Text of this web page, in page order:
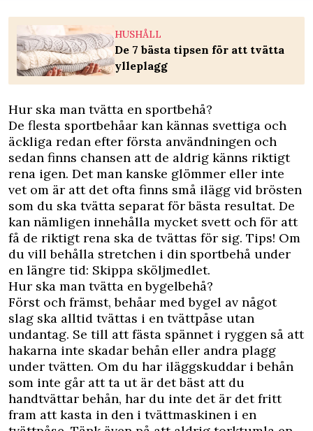
HUSHÅLL
De 7 bästa tipsen för att tvätta
ylleplagg
Hur ska man tvätta en sportbehå?
De flesta sportbehåar kan kännas svettiga och
äckliga redan efter första användningen och
sedan finns chansen att de aldrig känns riktigt
rena igen. Det man kanske glömmer eller inte
vet om är att det ofta finns små ilägg vid brösten
som du ska tvätta separat för bästa resultat. De
kan nämligen innehålla mycket svett och för att
få de riktigt rena ska de tvättas för sig. Tips! Om
du vill behålla stretchen i din sportbehå under
en längre tid: Skippa sköljmedlet.
Hur ska man tvätta en bygelbehå?
Först och främst, behåar med bygel av något
slag ska alltid tvättas i en tvättpåse utan
undantag. Se till att fästa spännet i ryggen så att
hakarna inte skadar behån eller andra plagg
under tvätten. Om du har iläggskuddar i behån
som inte går att ta ut är det bäst att du
handtvättar behån, har du inte det är det fritt
fram att kasta in den i tvättmaskinen i en